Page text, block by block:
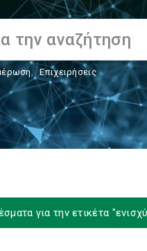
, Επιχειρήσεις
για την ετικέτα